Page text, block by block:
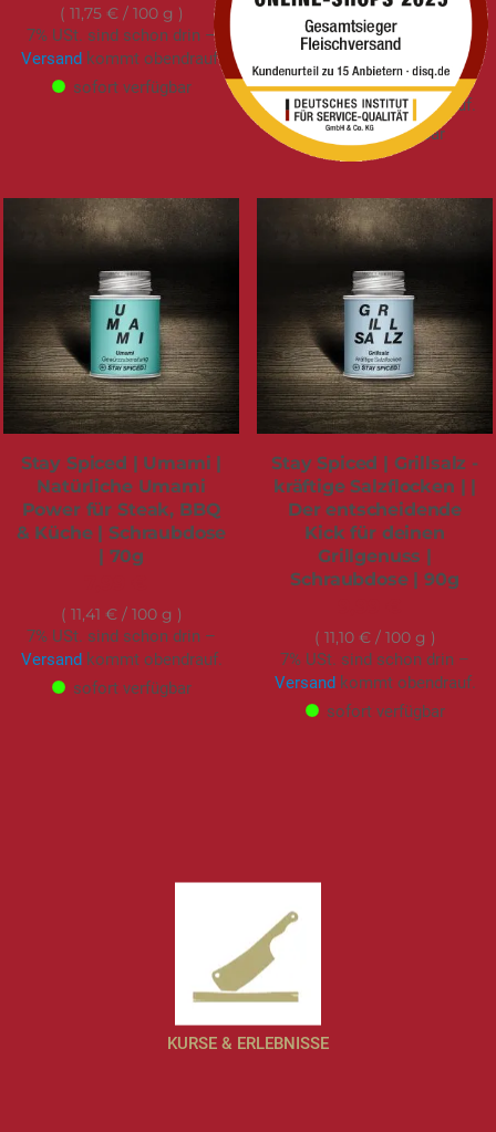
11,75 €/ 100 g
7% USt. sind schon drin –
Versandkommt obendrauf.
sofort verfügbar
8,99 €
7% USt. sind schon drin –
Versandkommt obendrauf.
sofort verfügbar
Stay Spiced | Umami |
Natürliche Umami
Power für Steak, BBQ
& Küche | Schraubdose
| 70g
11,41 €/ 100 g
7% USt. sind schon drin –
Versandkommt obendrauf.
sofort verfügbar
Stay Spiced | Grillsalz -
kräftige Salzflocken | |
Der entscheidende
Kick für deinen
Grillgenuss |
Schraubdose | 90g
11,10 €/ 100 g
7% USt. sind schon drin –
Versandkommt obendrauf.
sofort verfügbar
KURSE & ERLEBNISSE